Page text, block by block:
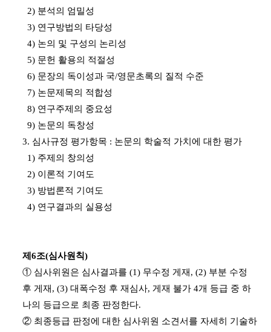
2) 분석의 엄밀성
3) 연구방법의 타당성
4) 논의 및 구성의 논리성
5) 문헌 활용의 적절성
6) 문장의 독이성과 국/영문초록의 질적 수준
7) 논문제목의 적합성
8) 연구주제의 중요성
9) 논문의 독창성
3. 심사규정 평가항목 : 논문의 학술적 가치에 대한 평가
1) 주제의 창의성
2) 이론적 기여도
3) 방법론적 기여도
4) 연구결과의 실용성
제6조(심사원칙)
① 심사위원은 심사결과를 (1) 무수정 게재, (2) 부분 수정
후 게재, (3) 대폭수정 후 재심사, 게재 불가 4개 등급 중 하
나의 등급으로 최종 판정한다.
② 최종등급 판정에 대한 심사위원 소견서를 자세히 기술하